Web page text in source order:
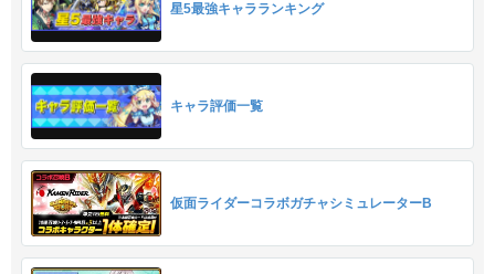
星5最強キャラランキング
キャラ評価一覧
仮面ライダーコラボガチャシミュレーターB